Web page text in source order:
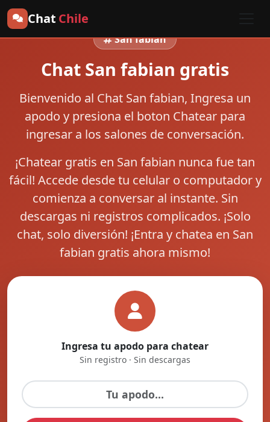
Chat Chile
San fabian
Chat San fabian gratis
Bienvenido al Chat San fabian, Ingresa un
apodo y presiona el boton Chatear para
ingresar a los salones de conversación.
¡Chatear gratis en San fabian nunca fue tan
fácil! Accede desde tu celular o computador y
comienza a conversar al instante. Sin
descargas ni registros complicados. ¡Solo
chat, solo diversión! ¡Entra y chatea en San
fabian gratis ahora mismo!
Ingresa tu apodo para chatear
Sin registro · Sin descargas